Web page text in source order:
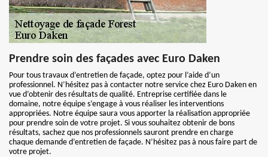
Prendre soin des façades avec Euro Daken
Pour tous travaux d’entretien de façade, optez pour l’aide d’un
professionnel. N’hésitez pas à contacter notre service chez Euro Daken en
vue d’obtenir des résultats de qualité. Entreprise certifiée dans le
domaine, notre équipe s’engage à vous réaliser les interventions
appropriées. Notre équipe saura vous apporter la réalisation appropriée
pour prendre soin de votre projet. Si vous souhaitez obtenir de bons
résultats, sachez que nos professionnels sauront prendre en charge
chaque demande d’entretien de façade. N’hésitez pas à nous faire part de
votre projet.